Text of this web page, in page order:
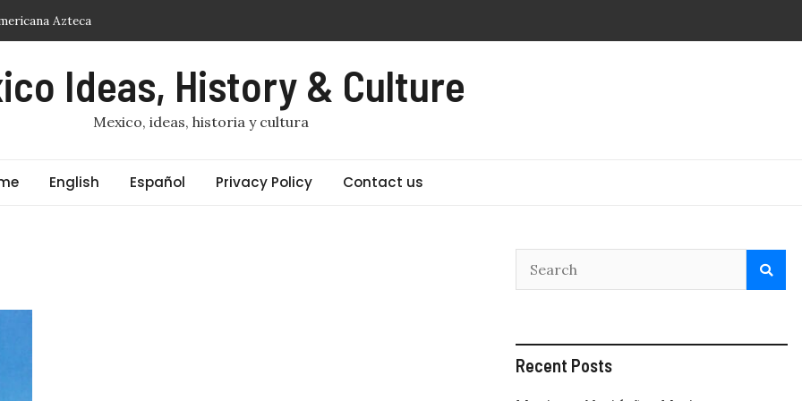
Azteca
de vivos
centenariaIdeas, History & Culture
Mexico, ideas, historia y cultura
English Español Privacy Policy Contact us
Recent Posts